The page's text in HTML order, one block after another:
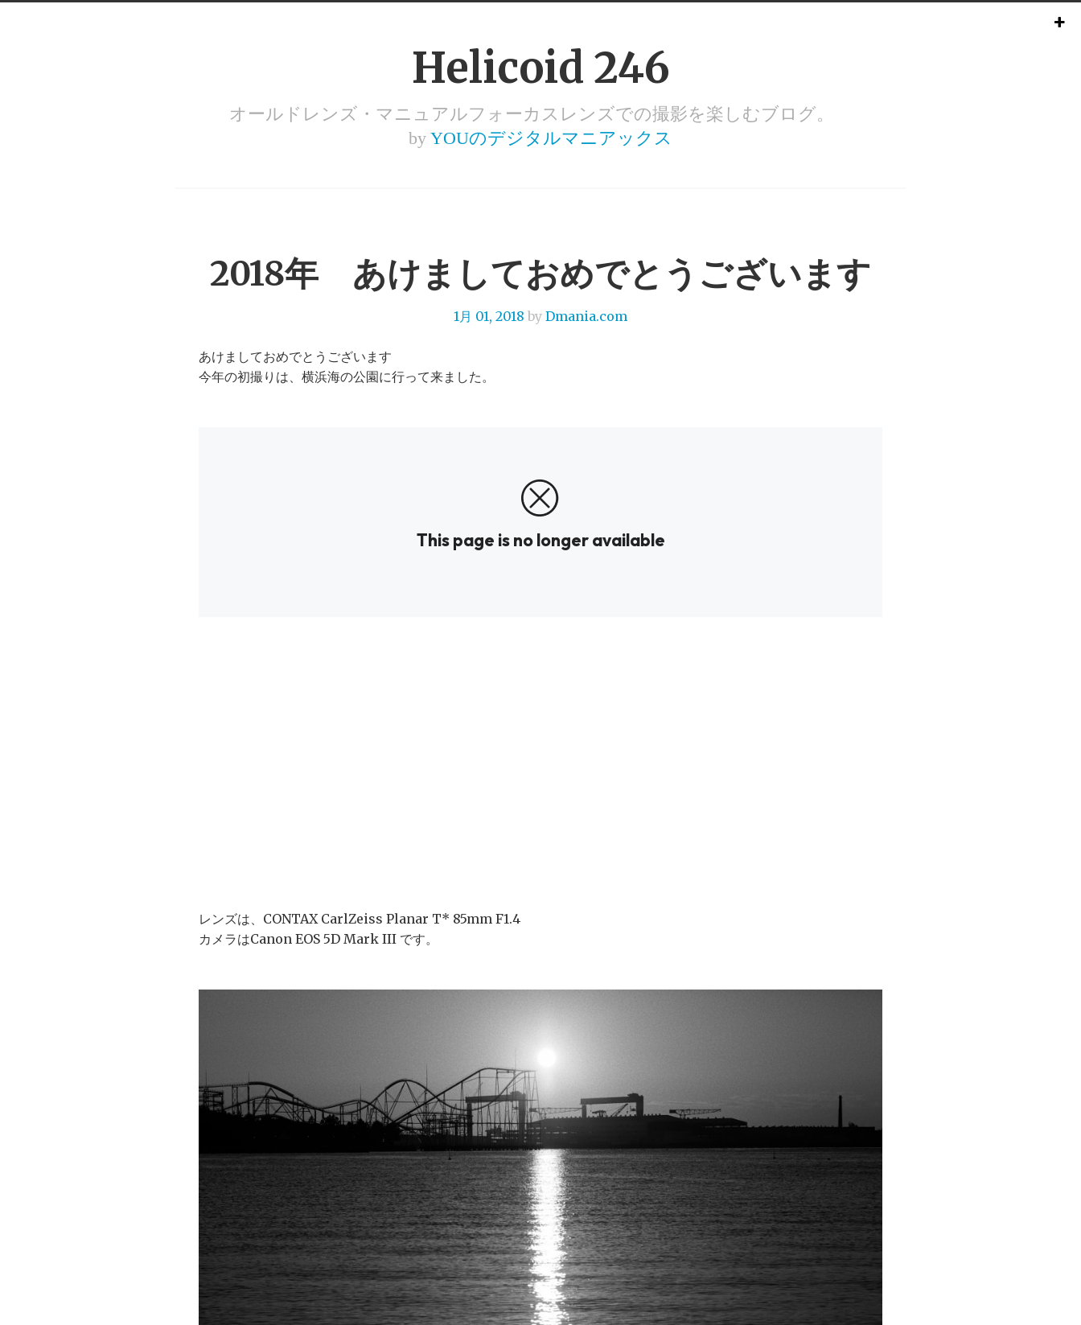
Helicoid 246
オールドレンズ・マニュアルフォーカスレンズでの撮影を楽しむブログ。
by YOUのデジタルマニアックス
2018年 あけましておめでとうございます
1月 01, 2018 by Dmania.com
あけましておめでとうございます
今年の初撮りは、横浜海の公園に行って来ました。
レンズは、CONTAX CarlZeiss Planar T* 85mm F1.4
カメラはCanon EOS 5D Mark III です。